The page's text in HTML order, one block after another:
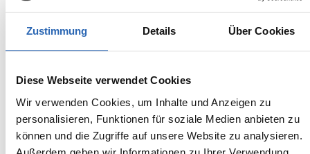
Zustimmung Details Über Cookies
Diese Webseite verwendet Cookies
Wir verwenden Cookies, um Inhalte und Anzeigen zu
personalisieren, Funktionen für soziale Medien anbieten zu
können und die Zugriffe auf unsere Website zu analysieren.
Diesel 0km
inkl. MwSt.
5 Sitze
5 Türen